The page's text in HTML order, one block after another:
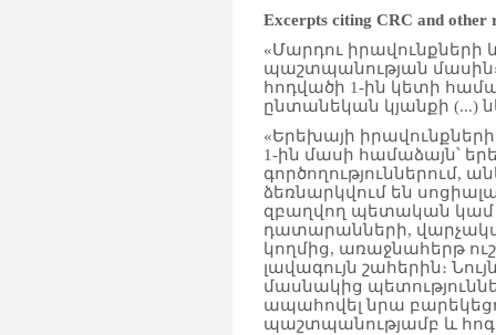
Excerpts citing CRC and other
«Մարդու իրավունքների
պաշտպանության
հոդվածի 1-ին կետի
ընտանեկան կյանքի (...)
«Երեխայի
1-ին մասի համաձայն՝
գործողություններում,
ձեռնարկվում են
զբաղվող պետական կամ
դատարանների,
կողմից, առաջնահերթ
լավագույն շահերին։
մասնակից
ապահովել նրա
պաշտպանությամբ և